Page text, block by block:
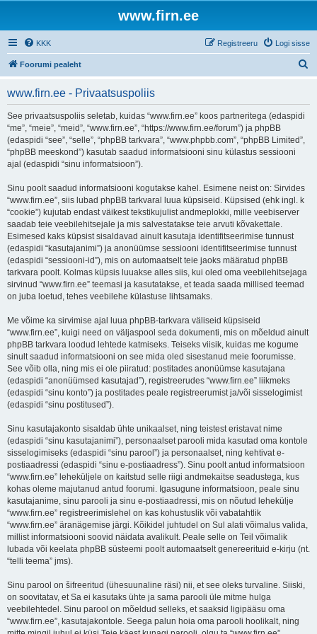
www.firn.ee
KKK Logi sisse
Registreeru
Foorumi pealeht
www.firn.ee - Privaatsuspoliis
See privaatsuspoliis seletab, kuidas “www.firn.ee” koos partneritega (edaspidi
“me”, “meie”, “meid”, “www.firn.ee”, “https://www.firn.ee/forum”) ja phpBB
(edaspidi “see”, “selle”, “phpBB tarkvara”, “www.phpbb.com”, “phpBB Limited”,
“phpBB meeskond”) kasutab saadud informatsiooni sinu külastus sessiooni
ajal (edaspidi “sinu informatsioon”).
Sinu poolt saadud informatsiooni kogutakse kahel. Esimene neist on: Sirvides
“www.firn.ee”, siis lubad phpBB tarkvaral luua küpsiseid. Küpsised (ehk ingl. k
“cookie”) kujutab endast väikest tekstikujulist andmeplokki, mille veebiserver
saadab teie veebilehitsejale ja mis salvestatakse teie arvuti kõvakettale.
Esimesed kaks küpsist sisaldavad ainult kasutaja identifitseerimise tunnust
(edaspidi “kasutajanimi”) ja anonüümse sessiooni identifitseerimise tunnust
(edaspidi “sessiooni-id”), mis on automaatselt teie jaoks määratud phpBB
tarkvara poolt. Kolmas küpsis luuakse alles siis, kui oled oma veebilehitsejaga
sirvinud “www.firn.ee” teemasi ja kasutatakse, et teada saada millised teemad
on juba loetud, tehes veebilehe külastuse lihtsamaks.
Me võime ka sirvimise ajal luua phpBB-tarkvara väliseid küpsiseid
“www.firn.ee”, kuigi need on väljaspool seda dokumenti, mis on mõeldud ainult
phpBB tarkvara loodud lehtede katmiseks. Teiseks viisik, kuidas me kogume
sinult saadud informatsiooni on see mida oled sisestanud meie foorumisse.
See võib olla, ning mis ei ole piiratud: postitades anonüümse kasutajana
(edaspidi “anonüümsed kasutajad”), registreerudes “www.firn.ee” liikmeks
(edaspidi “sinu konto”) ja postitades peale registreerumist ja/või sisselogimist
(edaspidi “sinu postitused”).
Sinu kasutajakonto sisaldab ühte unikaalset, ning teistest eristavat nime
(edaspidi “sinu kasutajanimi”), personaalset parooli mida kasutad oma kontole
sisselogimiseks (edaspidi “sinu parool”) ja personaalset, ning kehtivat e-
postiaadressi (edaspidi “sinu e-postiaadress”). Sinu poolt antud informatsioon
“www.firn.ee” leheküljele on kaitstud selle riigi andmekaitse seadustega, kus
kohas oleme majutanud antud foorumi. Igasugune informatsioon, peale sinu
kasutajanime, sinu parooli ja sinu e-postiaadressi, mis on nõutud lehekülje
“www.firn.ee” registreerimislehel on kas kohustuslik või vabatahtlik
“www.firn.ee” äranägemise järgi. Kõikidel juhtudel on Sul alati võimalus valida,
millist informatsiooni soovid näidata avalikult. Peale selle on Teil võimalik
lubada või keelata phpBB süsteemi poolt automaatselt genereerituid e-kirju (nt.
“telli teema” jms).
Sinu parool on šifreeritud (ühesuunaline räsi) nii, et see oleks turvaline. Siiski,
on soovitatav, et Sa ei kasutaks ühte ja sama parooli üle mitme hulga
veebilehtedel. Sinu parool on mõeldud selleks, et saaksid ligipääsu oma
“www.firn.ee”, kasutajakontole. Seega palun hoia oma parooli hoolikalt, ning